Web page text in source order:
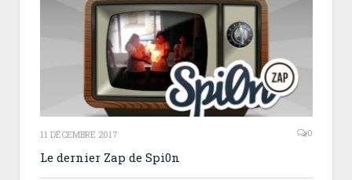
11 DÉCEMBRE 2017 0
Le dernier Zap de Spi0n